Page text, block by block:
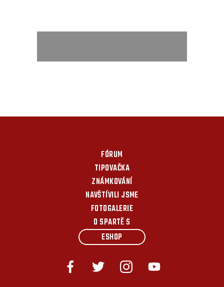
FÓRUM
TIPOVAČKA
ZNÁMKOVÁNÍ
NAVŠTÍVILI JSME
FOTOGALERIE
O SPARTĚ S
ESHOP